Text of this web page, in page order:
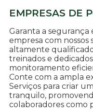
EMPRESAS DE
Garanta a segurança
empresa com nossos
altamente
treinados e
monitoramento
Conte com a ampla
Serviços para criar
tranquilo,
colaboradores como